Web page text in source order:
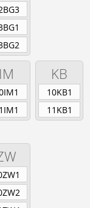
in
in
in
IM KB
10KB1
11KB1